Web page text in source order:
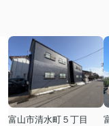
富山市清水町５丁目